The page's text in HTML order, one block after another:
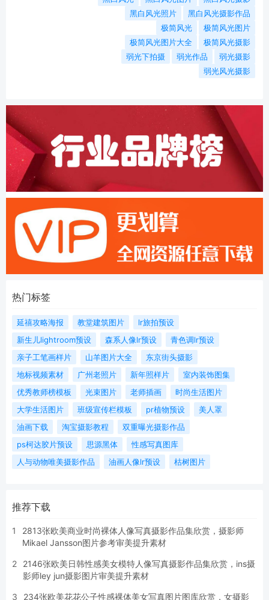
黑白风光照片
黑白风光摄影作品
极简风光
极简风光图片
极简风光图片大全
极简风光摄影
弱光下拍摄
弱光作品
弱光摄影
弱光风光摄影
热门标签
延禧攻略海报 教堂建筑图片
lr旅拍预设
新生儿lightroom预设
森系人像lr预设
青色调lr预设
亲子工笔画样片
山羊图片大全
东京街头摄影
地标视频素材
广州老照片 新年照样片
室内装饰图集
优秀教师榜模板
光束图片 老师插画
时尚生活图片
大学生活图片
班级宣传栏模板 pr植物预设
美人罩
油画下载
淘宝摄影教程
双重曝光摄影作品
ps柯达胶片预设
思源黑体
性感写真图库
人与动物唯美摄影作品
油画人像lr预设 枯树图片
推荐下载
1
2813张欧美商业时尚裸体人像写真摄影作品集欣赏，摄影师
Mikael Jansson图片参考审美提升素材
2
2146张欧美日韩性感美女模特人像写真摄影作品集欣赏，ins摄
影师ley jun摄影图片审美提升素材
3
234张欧美花花公子性感裸体美女写真图片图库欣赏，女摄影